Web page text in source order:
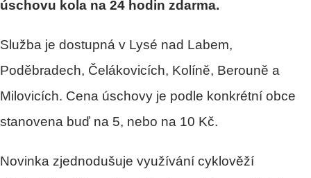
úschovu kola na 24 hodin zdarma.
Služba je dostupná v Lysé nad Labem,
Poděbradech, Čelákovicích, Kolíně, Berouně a
Milovicích. Cena úschovy je podle konkrétní obce
stanovena buď na 5, nebo na 10 Kč.
Novinka zjednodušuje využívání cyklověží